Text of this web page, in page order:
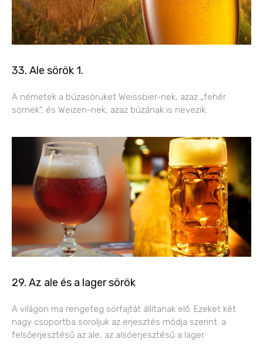
33. Ale sörök 1.
A németek a búzasörüket Weissbier-nek, azaz „fehér
sörnek”, és Weizen-nek, azaz búzának is nevezik.
29. Az ale és a lager sörök
A világon ma rengeteg sörfajtát állítanak elő. Ezeket két
nagy csoportba soroljuk az erjesztés módja szerint: a
felsőerjesztésű az ale, az alsóerjesztésű a lager.